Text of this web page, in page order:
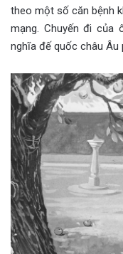
theo một số căn bệnh
mạng. Chuyến đi của
nghĩa đế quốc châu Âu